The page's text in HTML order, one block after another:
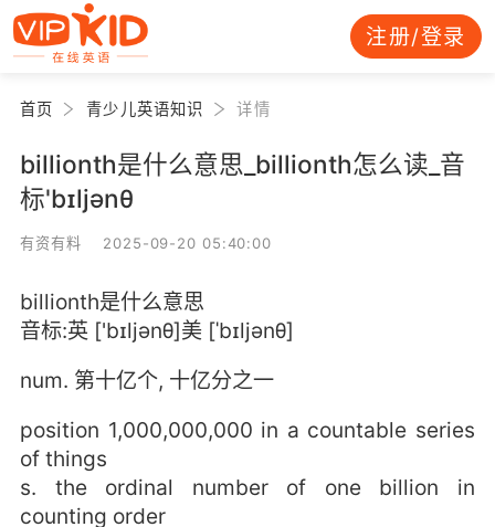
注册/登录
首页 青少儿英语知识 详情
billionth是什么意思_billionth怎么读_音
标'bɪljənθ
有资有料 2025-09-20 05:40:00
billionth是什么意思
音标:英 ['bɪljənθ]美 [ˈbɪljənθ]
num. 第十亿个, 十亿分之一
position 1,000,000,000 in a countable series
of things
s. the ordinal number of one billion in
counting order